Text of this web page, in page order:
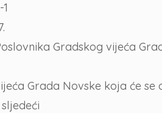
Gradskog vijeća
Grada Novske koja će